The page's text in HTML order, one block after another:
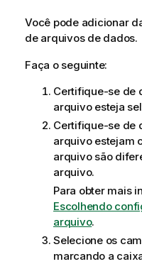
Você pode adicionar
de arquivos de dados.
Faça o seguinte:
Certifique-se de
arquivo esteja
Certifique-se de
arquivo estejam
arquivo são
arquivo.
Para obter mais
Escolhendo
arquivo.
Selecione os
marcando a